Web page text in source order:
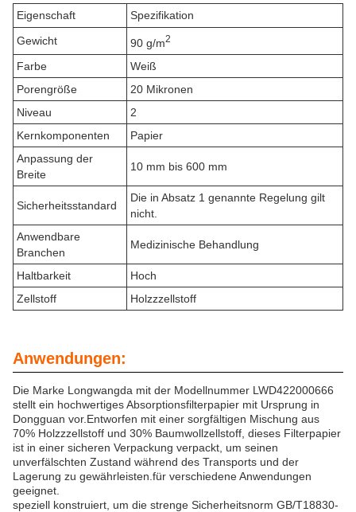
Eigenschaft
Spezifikation
Gewicht
90 g/m2
Farbe
Weiß
Porengröße
20 Mikronen
Niveau
2
Kernkomponenten
Papier
Anpassung der
Breite
10 mm bis 600 mm
Sicherheitsstandard
Die in Absatz 1 genannte Regelung gilt
nicht.
Anwendbare
Branchen
Medizinische Behandlung
Haltbarkeit
Hoch
Zellstoff
Holzzzellstoff
Anwendungen:
Die Marke Longwangda mit der Modellnummer LWD422000666
stellt ein hochwertiges Absorptionsfilterpapier mit Ursprung in
Dongguan vor.Entworfen mit einer sorgfältigen Mischung aus
70% Holzzzellstoff und 30% Baumwollzellstoff, dieses Filterpapier
ist in einer sicheren Verpackung verpackt, um seinen
unverfälschten Zustand während des Transports und der
Lagerung zu gewährleisten.für verschiedene Anwendungen
geeignet.
speziell konstruiert, um die strenge Sicherheitsnorm GB/T18830-